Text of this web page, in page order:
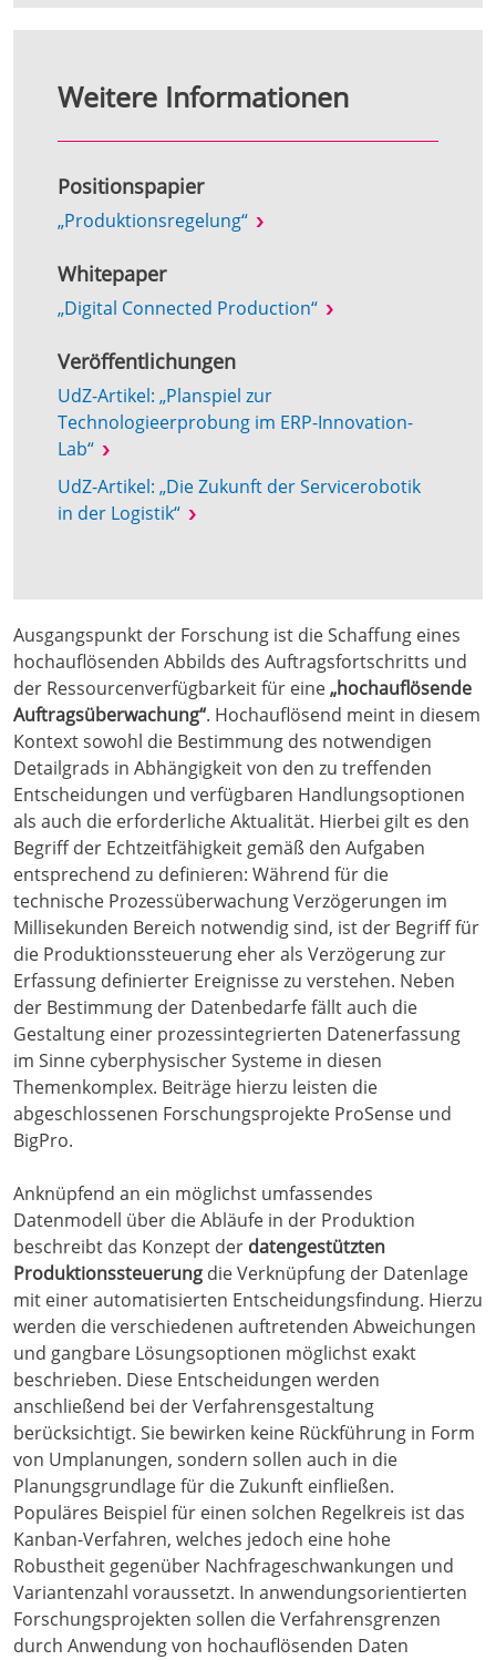
Weitere Informationen
Positionspapier
„Produktionsregelung“
Whitepaper
„Digital Connected Production“
Veröffentlichungen
UdZ-Artikel: „Planspiel zur
Technologieerprobung im ERP-Innovation-
Lab“
UdZ-Artikel: „Die Zukunft der Servicerobotik
in der Logistik“
Ausgangspunkt der Forschung ist die Schaffung eines
hochauflösenden Abbilds des Auftragsfortschritts und
der Ressourcenverfügbarkeit für eine„hochauflösende
Auftragsüberwachung“. Hochauflösend meint in diesem
Kontext sowohl die Bestimmung des notwendigen
Detailgrads in Abhängigkeit von den zu treffenden
Entscheidungen und verfügbaren Handlungsoptionen
als auch die erforderliche Aktualität. Hierbei gilt es den
Begriff der Echtzeitfähigkeit gemäß den Aufgaben
entsprechend zu definieren: Während für die
technische Prozessüberwachung Verzögerungen im
Millisekunden Bereich notwendig sind, ist der Begriff für
die Produktionssteuerung eher als Verzögerung zur
Erfassung definierter Ereignisse zu verstehen. Neben
der Bestimmung der Datenbedarfe fällt auch die
Gestaltung einer prozessintegrierten Datenerfassung
im Sinne cyberphysischer Systeme in diesen
Themenkomplex. Beiträge hierzu leisten die
abgeschlossenen Forschungsprojekte ProSense und
BigPro.
Anknüpfend an ein möglichst umfassendes
Datenmodell über die Abläufe in der Produktion
beschreibt das Konzept der datengestützten
Produktionssteuerung die Verknüpfung der Datenlage
mit einer automatisierten Entscheidungsfindung. Hierzu
werden die verschiedenen auftretenden Abweichungen
und gangbare Lösungsoptionen möglichst exakt
beschrieben. Diese Entscheidungen werden
anschließend bei der Verfahrensgestaltung
berücksichtigt. Sie bewirken keine Rückführung in Form
von Umplanungen, sondern sollen auch in die
Planungsgrundlage für die Zukunft einfließen.
Populäres Beispiel für einen solchen Regelkreis ist das
Kanban-Verfahren, welches jedoch eine hohe
Robustheit gegenüber Nachfrageschwankungen und
Variantenzahl voraussetzt. In anwendungsorientierten
Forschungsprojekten sollen die Verfahrensgrenzen
durch Anwendung von hochauflösenden Daten